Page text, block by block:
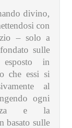
divino,
con
– solo a
sulle
in
che essi si
al
ogni
e la
basato sulle